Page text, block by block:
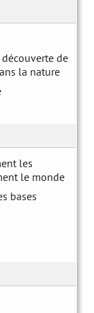
de
la nature
les
le monde
bases